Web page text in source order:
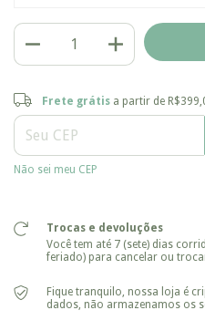
Frete grátis
Entregas para o CEP:
Frete grátisa partir de
Não sei meu CEP
Trocas e devoluções
Você tem até 7 (sete) dias
feriado) para cancelar ou
Fique tranquilo, nossa loja é
dados, não armazenamos os